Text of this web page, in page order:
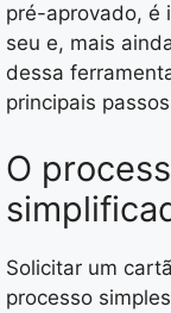
pré-aprovado, é
seu e, mais
dessa
principais
O
Solicitar um
processo